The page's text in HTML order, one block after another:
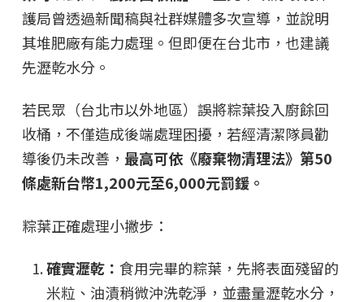
護局曾透過新聞稿與社群媒體多次宣導，並說明
其堆肥廠有能力處理。但即便在台北市，也建議
先瀝乾水分。
若民眾（台北市以外地區）誤將粽葉投入廚餘回
收桶，不僅造成後端處理困擾，若經清潔隊員勸
導後仍未改善， 最高可依《廢棄物清理法》第50
條處新台幣1,200元至6,000元罰鍰。
粽葉正確處理小撇步：
確實瀝乾： 食用完畢的粽葉，先將表面殘留的
米粒、油漬稍微沖洗乾淨，並盡量瀝乾水分，